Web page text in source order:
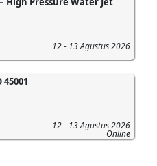
12 - 13 Agustus 2026
-
12 - 13 Agustus 2026
Online